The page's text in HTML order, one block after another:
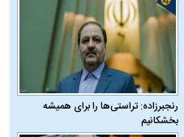
رنجبرزاده: تراستی‌ها را برای همیشه
بخشکانیم